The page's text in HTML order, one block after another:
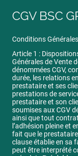
CGV BSC
Conditions
Article 1 :
Générales de Vente
dénommées CGV,
durée, les relations
prestataire et ses
prestations de
prestataire et son
soumises aux CGV
ainsi que tout
l’adhésion pleine et
fait que le
clause établie en sa
peut être interprété